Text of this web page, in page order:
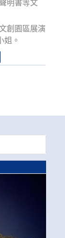
明書等文
創園區展演
姐。